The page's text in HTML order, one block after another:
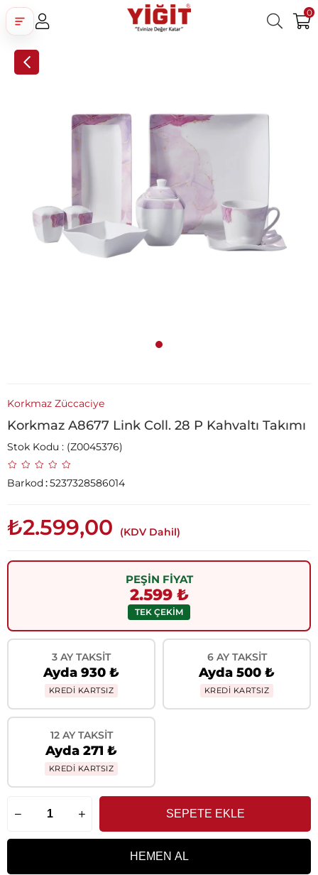
0
Korkmaz Züccaciye
Korkmaz A8677 Link Coll. 28 P Kahvaltı Takımı
Stok Kodu (Z0045376)
Barkod:5237328586014
₺2.599,00 (KDV Dahil)
PEŞİN FİYAT
2.599 ₺
TEK ÇEKİM
3 AY TAKSIT
Ayda 930 ₺
KREDİ KARTSIZ
6 AY TAKSIT
Ayda 500 ₺
KREDİ KARTSIZ
12 AY TAKSIT
Ayda 271 ₺
KREDİ KARTSIZ